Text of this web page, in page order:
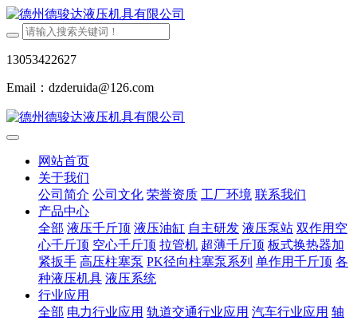
13053422627
Email：dzderuida@126.com
网站首页
关于我们
公司简介 公司文化 荣誉资质 工厂环境 联系我们
产品中心
全部 液压千斤顶 液压油缸 自主研发 液压泵站 双作用空
心千斤顶 空心千斤顶 拉管机 超薄千斤顶 板式换热器加
紧扳手 高压柱塞泵 PK径向柱塞泵系列 单作用千斤顶 各
种液压机具 液压系统
行业应用
全部 电力行业应用 轨道交通行业应用 汽车行业应用 轴